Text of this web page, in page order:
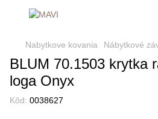
Nabytkove kovania Nábytkové
BLUM 70.1503 krytka
loga Onyx
Kôd: 0038627